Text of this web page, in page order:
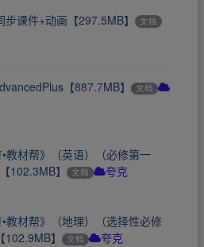
课件+动画【297.5MB】
文档
【887.7MB】 文档
教材帮》（英语）（必修第一
102.3MB】
文档 夸克
教材帮》（地理）（选择性必修
】
文档 夸克